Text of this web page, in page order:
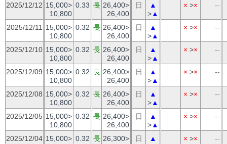
2025/12/12 15,000>
10,800
0.33 長 26,400>
26,400
日
▲
>▲
× >× --
2025/12/11
15,000>
10,800
0.32 長 26,400>
26,400
日
▲
>▲
× >× --
2025/12/10 15,000>
10,800
0.32 長 26,400>
26,400
日
▲
>▲
× >× --
2025/12/09 15,000>
10,800
0.32 長 26,400>
26,400
日
▲
>▲
× >× --
2025/12/08 15,000>
10,800
0.32 長 26,400>
26,400
日
▲
>▲
× >× --
2025/12/05 15,000>
10,800
0.32 長 26,400>
26,400
日
▲
>▲
× >× --
2025/12/04 15,000> 0.32 長 26,300>
日
▲
× >× --